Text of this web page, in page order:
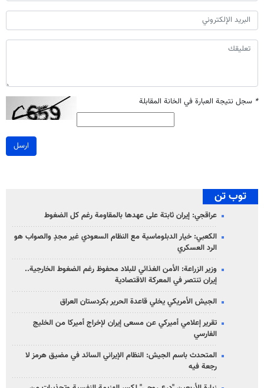
* سجل نتيجة العبارة في الخانة المقابلة
ارسل
توب تن
عراقجي: إيران ثابتة على عهدها بالمقاومة رغم كل الضغوط
الكعبي: خيار الدبلوماسية مع النظام السعودي غير مجدٍ والصواب هو
الرد العسكري
وزير الزراعة: الأمن الغذائي للبلاد محفوظ رغم الضغوط الخارجية..
إيران تنتصر في المعركة الاقتصادية
الجيش الأمريكي يخلي قاعدة الحرير بكردستان العراق
تقرير إعلامي أميركي عن مسعى إيران لإخراج أميركا من الخليج
الفارسي
المتحدث باسم الجيش: النظام الإيراني السائد في مضيق هرمز لا
رجعة فيه